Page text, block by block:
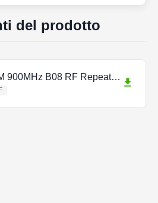
del prodotto
GSM 900MHz B08 RF Repeater.docx.pdf